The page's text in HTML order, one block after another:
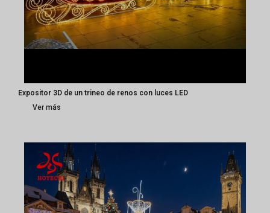
Expositor 3D de un trineo de renos con luces LED
Ver más